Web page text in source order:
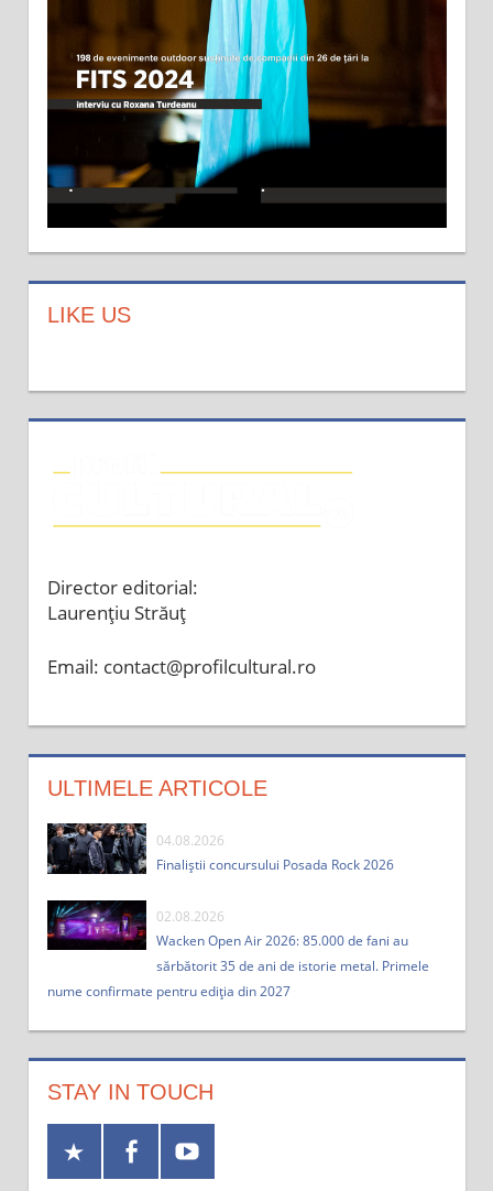
LIKE US
Director editorial:
Laurențiu Străuț
Email: contact@profilcultural.ro
ULTIMELE ARTICOLE
04.08.2026
Finaliștii concursului Posada Rock 2026
02.08.2026
Wacken Open Air 2026: 85.000 de fani au
sărbătorit 35 de ani de istorie metal. Primele
nume confirmate pentru ediția din 2027
STAY IN TOUCH